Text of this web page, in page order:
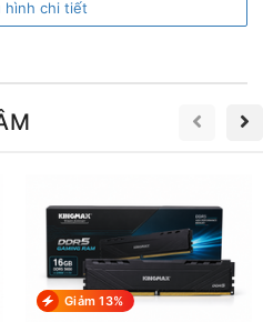
hình chi tiết
Giảm 13%